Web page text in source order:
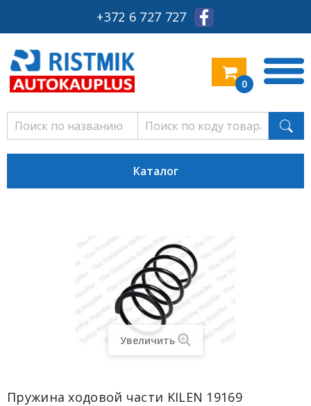
+372 6 727 727
0
Каталог
Увеличить
Пружина ходовой части KILEN 19169